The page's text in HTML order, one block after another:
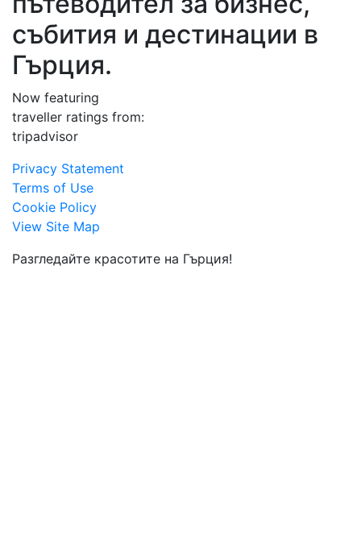
събития и дестинации в
Гърция.
Now featuring
traveller ratings from:
tripadvisor
Privacy Statement
Terms of Use
Cookie Policy
View Site Map
Разгледайте красотите на Гърция!